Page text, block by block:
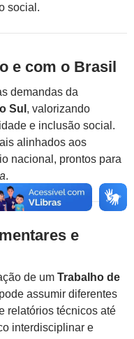
social.
e com o Brasil
demandas da
Sul , valorizando
e inclusão social.
alinhados aos
nacional, prontos para
.
e
de um Trabalho de
assumir diferentes
relatórios técnicos até
interdisciplinar e